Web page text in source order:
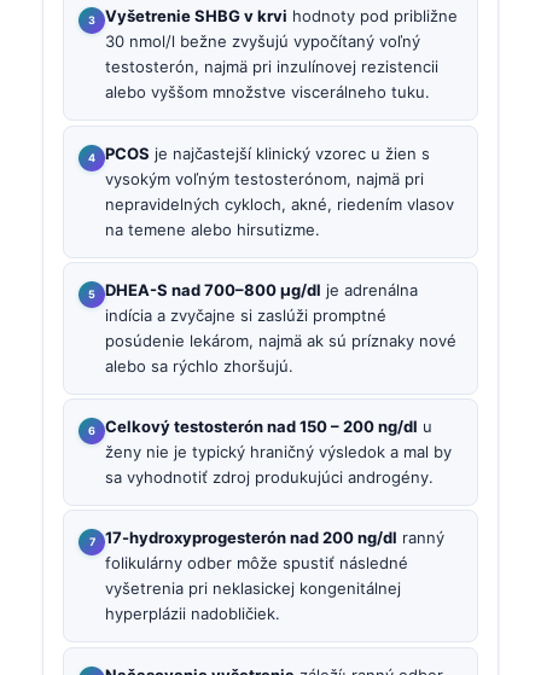
Vyšetrenie SHBG v krvi hodnoty pod približne
30 nmol/l bežne zvyšujú vypočítaný voľný
testosterón, najmä pri inzulínovej rezistencii
alebo vyššom množstve viscerálneho tuku.
PCOS je najčastejší klinický vzorec u žien s
vysokým voľným testosterónom, najmä pri
nepravidelných cykloch, akné, riedením vlasov
na temene alebo hirsutizme.
DHEA-S nad 700–800 µg/dl je adrenálna
indícia a zvyčajne si zaslúži promptné
posúdenie lekárom, najmä ak sú príznaky nové
alebo sa rýchlo zhoršujú.
Celkový testosterón nad 150 – 200 ng/dl u
ženy nie je typický hraničný výsledok a mal by
sa vyhodnotiť zdroj produkujúci androgény.
17-hydroxyprogesterón nad 200 ng/dl ranný
folikulárny odber môže spustiť následné
vyšetrenia pri neklasickej kongenitálnej
hyperplázii nadobličiek.